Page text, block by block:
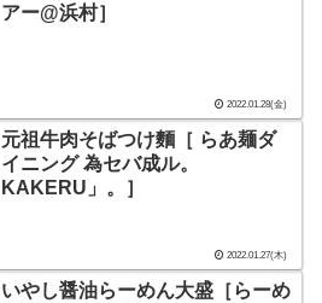
アー@浜村］
2022.01.28(金)
元祖牛肉そばつけ麵［ らあ麺ダ
イニング 為セバ成ル。
KAKERU」。］
2022.01.27(木)
いやし醤油らーめん大盛［らーめ